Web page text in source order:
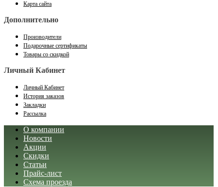
Карта сайта
Дополнительно
Производители
Подарочные сертификаты
Товары со скидкой
Личный Кабинет
Личный Кабинет
История заказов
Закладки
Рассылка
О компании
Новости
Акции
Скидки
Статьи
Прайс-лист
Схема проезда